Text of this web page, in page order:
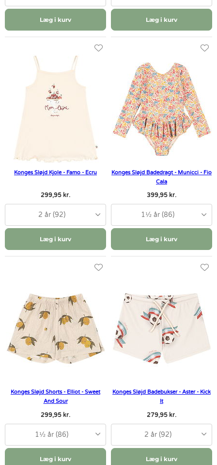
Læg i kurv Læg i kurv
Konges Sløjd Kjole - Famo - Ecru
299,95 kr.
2 år (92)
Læg i kurv
Konges Sløjd Badedragt - Municci - Fio
Cala
399,95 kr.
1½ år (86)
Læg i kurv
Konges Sløjd Shorts - Elliot - Sweet
And Sour
299,95 kr.
1½ år (86)
Læg i kurv
Konges Sløjd Badebukser - Aster - Kick
It
279,95 kr.
2 år (92)
Læg i kurv